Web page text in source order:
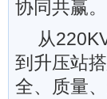
协同共赢。
从
到升压站
全、质量